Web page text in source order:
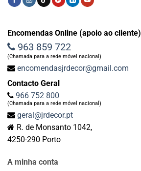
A minha conta
Encomendas Online (apoio ao cliente)
963 859 722
(Chamada para a rede móvel nacional)
encomendasjrdecor@gmail.com
Contacto Geral
966 752 800
(Chamada para a rede móvel nacional)
geral@jrdecor.pt
R. de Monsanto 1042,
4250-290 Porto